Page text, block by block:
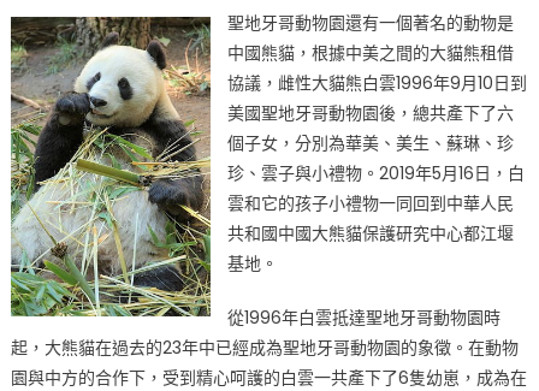
聖地牙哥動物園還有一個著名的動物是
中國熊貓，根據中美之間的大貓熊租借
協議，雌性大貓熊白雲1996年9月10日到
美國聖地牙哥動物園後，總共產下了六
個子女，分別為華美、美生、蘇琳、珍
珍、雲子與小禮物。2019年5月16日，白
雲和它的孩子小禮物一同回到中華人民
共和國中國大熊貓保護研究中心都江堰
基地。
從1996年白雲抵達聖地牙哥動物園時
起，大熊貓在過去的23年中已經成為聖地牙哥動物園的象徵。在動物
園與中方的合作下，受到精心呵護的白雲一共產下了6隻幼崽，成為在